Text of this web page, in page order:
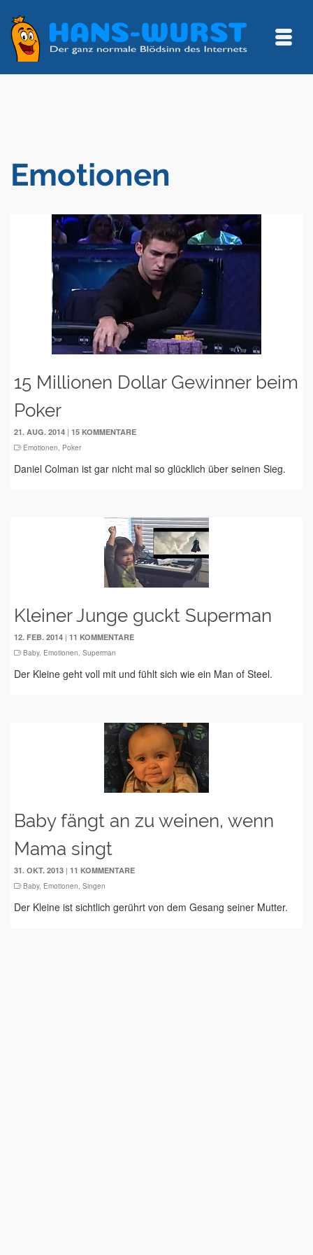
Emotionen
15 Millionen Dollar Gewinner beim
Poker
21. AUG. 2014 | 15 KOMMENTARE
Emotionen, Poker
Daniel Colman ist gar nicht mal so glücklich über seinen Sieg.
Kleiner Junge guckt Superman
12. FEB. 2014 | 11 KOMMENTARE
Baby, Emotionen, Superman
Der Kleine geht voll mit und fühlt sich wie ein Man of Steel.
Baby fängt an zu weinen, wenn
Mama singt
31. OKT. 2013 | 11 KOMMENTARE
Baby, Emotionen, Singen
Der Kleine ist sichtlich gerührt von dem Gesang seiner Mutter.